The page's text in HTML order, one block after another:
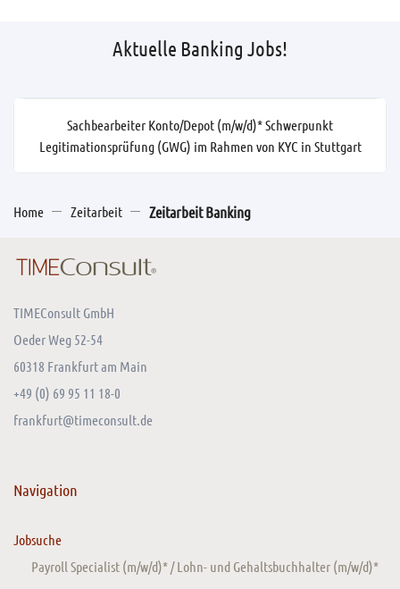
Aktuelle Banking Jobs!
Sachbearbeiter Konto/Depot (m/w/d)* Schwerpunkt
Legitimationsprüfung (GWG) im Rahmen von KYC in Stuttgart
Home Zeitarbeit Zeitarbeit Banking
TIMEConsult GmbH
Oeder Weg 52-54
60318 Frankfurt am Main
+49 (0) 69 95 11 18-0
frankfurt@timeconsult.de
Navigation
Jobsuche
Payroll Specialist (m/w/d)* / Lohn- und Gehaltsbuchhalter (m/w/d)*